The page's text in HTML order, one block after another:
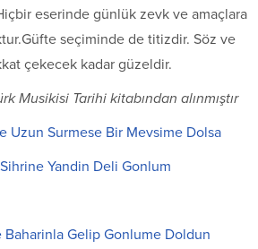
eserinde günlük zevk ve amaçlara
seçiminde de titizdir. Söz ve
çekecek kadar güzeldir.
Musikisi Tarihi kitabından alınmıştır
Uzun Surmese Bir Mevsime Dolsa
Yandin Deli Gonlum
Baharinla Gelip Gonlume Doldun